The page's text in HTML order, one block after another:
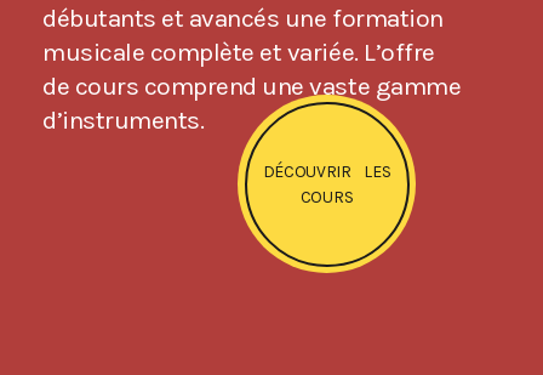
débutants et avancés une formation
musicale complète et variée. L’offre
de cours comprend une vaste gamme
d’instruments.
DÉCOUVRIR LES
COURS